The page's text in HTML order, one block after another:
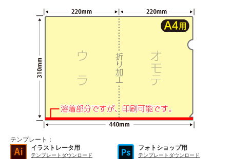
テンプレート：
イラストレータ用
テンプレートダウンロード
フォトショップ用
テンプレートダウンロード